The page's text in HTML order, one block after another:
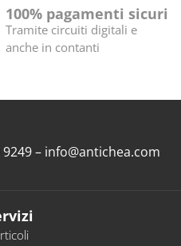
100% pagamenti sicuri
Tramite circuiti digitali e
anche in contanti
– info@antichea.com